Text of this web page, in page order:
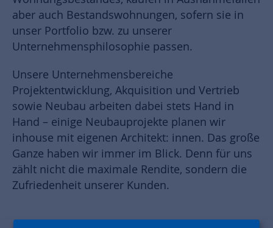
aber auch Bestandswohnungen, sofern sie in
unser Portfolio bzw. zu unserer
Unternehmensphilosophie passen.
Unsere Unternehmensbereiche
Projektentwicklung, Akquisition und Vertrieb
sowie Neubau arbeiten dabei stets Hand in
Hand – einige Neubauprojekte planen wir
inhouse mit eigenen Architekt: innen. Das große
Ganze haben wir immer im Blick. Denn für uns
zählt nicht die maximale Rendite, sondern die
Zufriedenheit unserer Kunden.